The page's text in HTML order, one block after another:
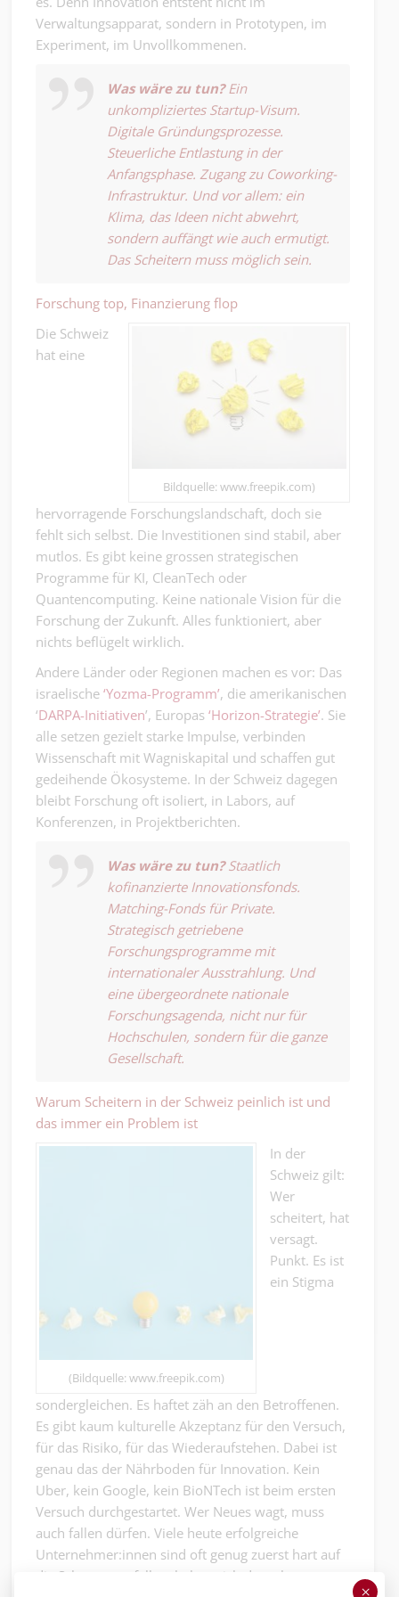
Verwaltungsapparat, sondern in Prototypen, im
Experiment, im Unvollkommenen.
Was wäre zu tun?Ein
unkompliziertes Startup-Visum.
Digitale Gründungsprozesse.
Steuerliche Entlastung in der
Anfangsphase. Zugang zu Coworking-
Infrastruktur. Und vor allem: ein
Klima, das Ideen nicht abwehrt,
sondern auffängt wie auch ermutigt.
Das Scheitern muss möglich sein.
Forschung top, Finanzierung flop
Bildquelle: www.freepik.com)
Die Schweiz
hat eine
hervorragende Forschungslandschaft, doch sie
fehlt sich selbst. Die Investitionen sind stabil, aber
mutlos. Es gibt keine grossen strategischen
Programme für KI, CleanTech oder
Quantencomputing. Keine nationale Vision für die
Forschung der Zukunft. Alles funktioniert, aber
nichts beflügelt wirklich.
Andere Länder oder Regionen machen es vor: Das
israelische ‘Yozma-Programm’, die amerikanischen
‘DARPA-Initiativen’, Europas ‘Horizon-Strategie’. Sie
alle setzen gezielt starke Impulse, verbinden
Wissenschaft mit Wagniskapital und schaffen gut
gedeihende Ökosysteme. In der Schweiz dagegen
bleibt Forschung oft isoliert, in Labors, auf
Konferenzen, in Projektberichten.
Was wäre zu tun?Staatlich
kofinanzierte Innovationsfonds.
Matching-Fonds für Private.
Strategisch getriebene
Forschungsprogramme mit
internationaler Ausstrahlung. Und
eine übergeordnete nationale
Forschungsagenda, nicht nur für
Hochschulen, sondern für die ganze
Gesellschaft.
Warum Scheitern in der Schweiz peinlich ist und
das immer ein Problem ist
(Bildquelle: www.freepik.com)
In der
Schweiz gilt:
Wer
scheitert, hat
versagt.
Punkt. Es ist
ein Stigma
sondergleichen. Es haftet zäh an den Betroffenen.
Es gibt kaum kulturelle Akzeptanz für den Versuch,
für das Risiko, für das Wiederaufstehen. Dabei ist
genau das der Nährboden für Innovation. Kein
Uber, kein Google, kein BioNTech ist beim ersten
Versuch durchgestartet. Wer Neues wagt, muss
auch fallen dürfen. Viele heute erfolgreiche
Unternehmer:innen sind oft genug zuerst hart auf
die Schnauze gefallen, haben sich danach
×